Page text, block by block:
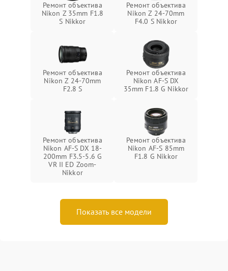
Ремонт объектива
Nikon Z 35mm F1.8
S Nikkor
Ремонт объектива
Nikon Z 24-70mm
F4.0 S Nikkor
Ремонт объектива
Nikon Z 24-70mm
F2.8 S
Ремонт объектива
Nikon AF-S DX
35mm F1.8 G Nikkor
Ремонт объектива
Nikon AF-S DX 18-
200mm F3.5-5.6 G
VR II ED Zoom-
Nikkor
Ремонт объектива
Nikon AF-S 85mm
F1.8 G Nikkor
Показать все модели